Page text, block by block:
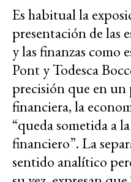
Es habitual la
presentación de las
y las finanzas como
Pont y Todesca
precisión que en
financiera, la
“queda sometida a
financiero”. La
sentido analítico